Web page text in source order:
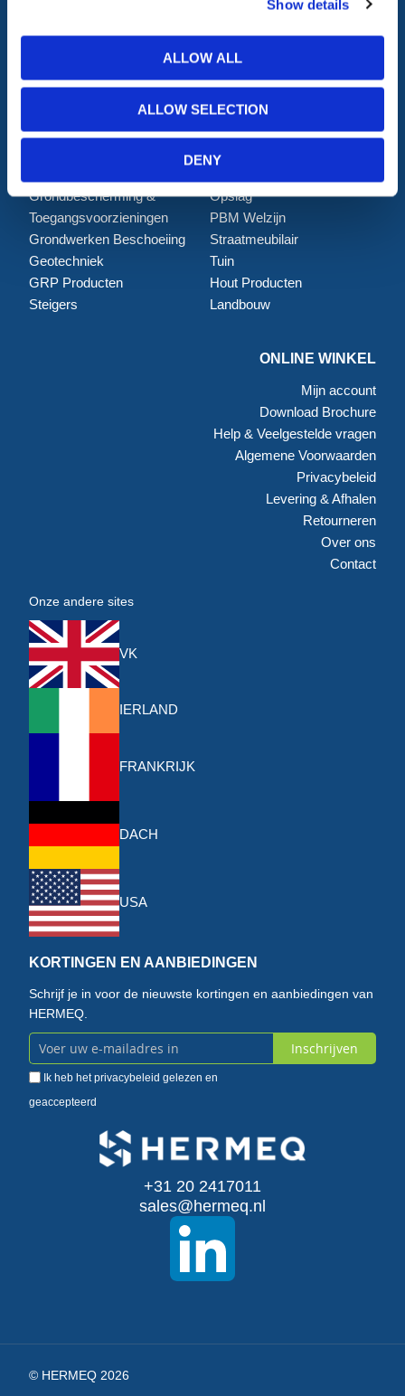
Show details
ALLOW ALL
ALLOW SELECTION
DENY
ALLE CATEGORIEËN
Verkeer en Veiligheid
Grondbescherming &
Toegangsvoorzieningen
Grondwerken Beschoeiing
Geotechniek
GRP Producten
Steigers
Tillen en Transport
Bouw
Zagen en Boren
Opslag
PBM Welzijn
Straatmeubilair
Tuin
Hout Producten
Landbouw
ONLINE WINKEL
Mijn account
Download Brochure
Help & Veelgestelde vragen
Algemene Voorwaarden
Privacybeleid
Levering & Afhalen
Retourneren
Over ons
Contact
Onze andere sites
VK
IERLAND
FRANKRIJK
DACH
USA
KORTINGEN EN AANBIEDINGEN
Schrijf je in voor de nieuwste kortingen en aanbiedingen van
HERMEQ.
Abonneer
u
Inschrijven
Ik heb hetprivacybeleid gelezen en
geaccepteerd
+31 20 2417011
sales@hermeq.nl
© HERMEQ 2026